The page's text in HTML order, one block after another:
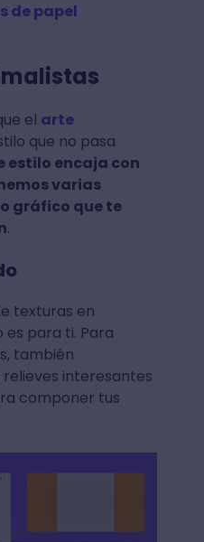
de papel
el arte
que no pasa
estilo encaja con
varias
gráfico que te
.
texturas en
es para ti. Para
también
interesantes
componer tus